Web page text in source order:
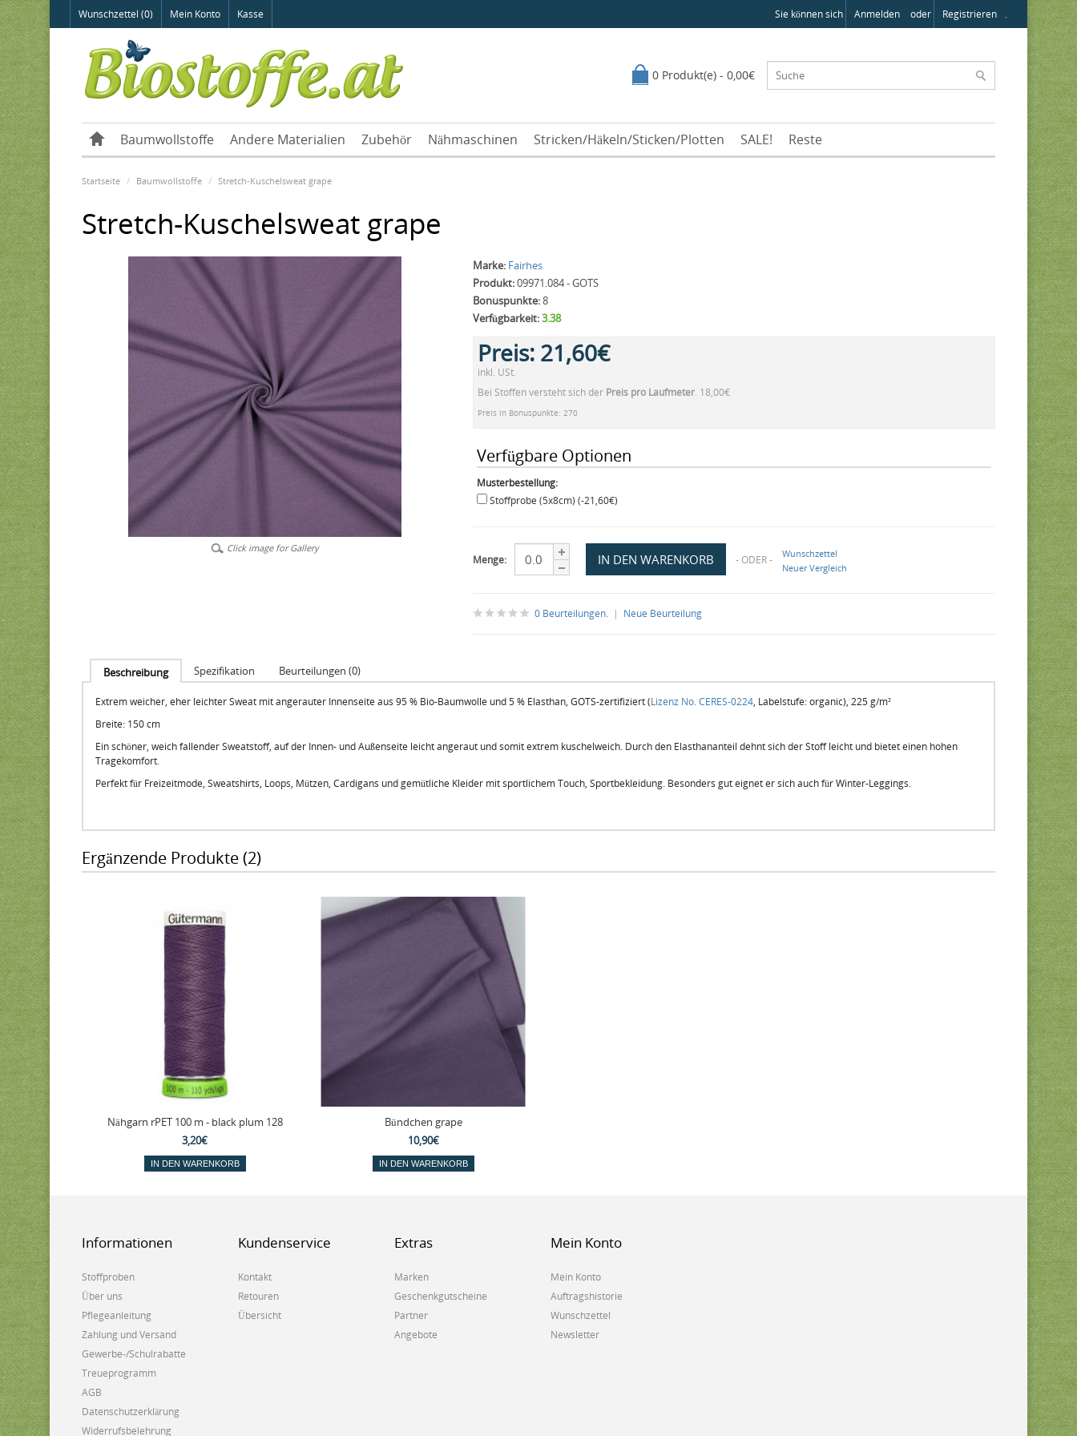
Wunschzettel (0) Mein Konto Kasse Sie können sich Anmelden oder Registrieren .
0 Produkt(e) - 0,00€
Baumwollstoffe Andere Materialien Zubehör Nähmaschinen Stricken/Häkeln/Sticken/Plotten SALE! Reste
Startseite Baumwollstoffe Stretch-Kuschelsweat grape
Stretch-Kuschelsweat grape
Click image for Gallery
Marke: Fairhes
Produkt:09971.084 - GOTS
Bonuspunkte:8
Verfügbarkeit:3.38
Preis: 21,60€
inkl. USt.
Bei Stoffen versteht sich der Preis pro Laufmeter. 18,00€
Preis in Bonuspunkte: 270
Verfügbare Optionen
Musterbestellung:
Stoffprobe (5x8cm) (-21,60€)
Menge: - ODER -
Wunschzettel
Neuer Vergleich
0 Beurteilungen.| Neue Beurteilung
Beschreibung Spezifikation Beurteilungen (0)
Extrem weicher, eher leichter Sweat mit angerauter Innenseite aus 95 % Bio-Baumwolle und 5 % Elasthan, GOTS-zertifiziert (Lizenz No. CERES-0224, Labelstufe: organic), 225 g/m²
Breite: 150 cm
Ein schöner, weich fallender Sweatstoff, auf der Innen- und Außenseite leicht angeraut und somit extrem kuschelweich. Durch den Elasthananteil dehnt sich der Stoff leicht und bietet einen hohen
Tragekomfort.
Perfekt für Freizeitmode, Sweatshirts, Loops, Mützen, Cardigans und gemütliche Kleider mit sportlichem Touch, Sportbekleidung. Besonders gut eignet er sich auch für Winter-Leggings.
Ergänzende Produkte (2)
Nähgarn rPET 100 m - black plum 128
3,20€
IN DEN WARENKORB
Bündchen grape
10,90€
IN DEN WARENKORB
Informationen
Stoffproben
Über uns
Pflegeanleitung
Zahlung und Versand
Gewerbe-/Schulrabatte
Treueprogramm
AGB
Datenschutzerklärung
Widerrufsbelehrung
Kundenservice
Kontakt
Retouren
Übersicht
Extras
Marken
Geschenkgutscheine
Partner
Angebote
Mein Konto
Mein Konto
Auftragshistorie
Wunschzettel
Newsletter